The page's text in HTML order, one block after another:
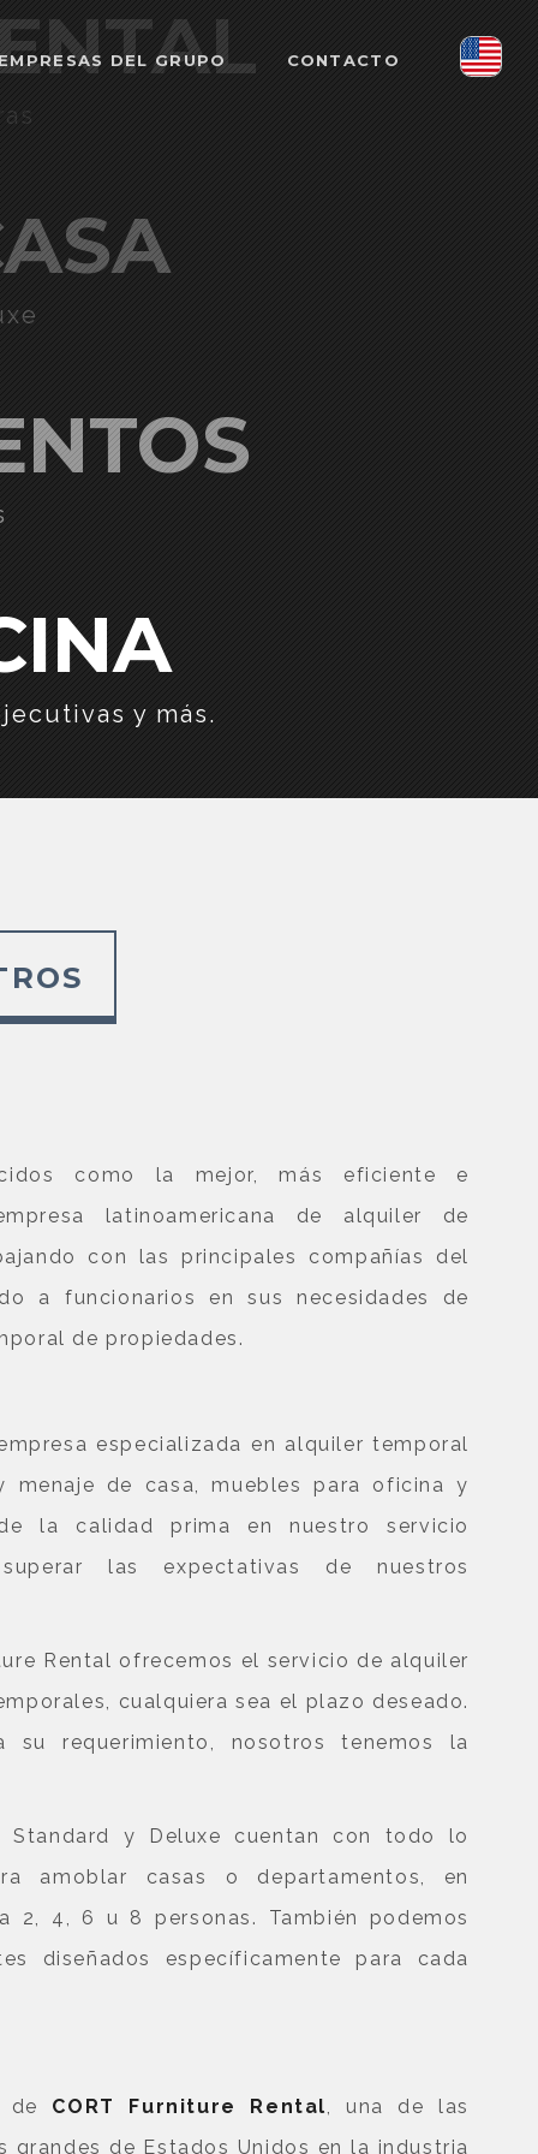
DEL GRUPO CONTACTO
y más.
como la mejor, más eficiente e
latinoamericana de alquiler de
con las principales compañías del
a funcionarios en sus necesidades de
de propiedades.
especializada en alquiler temporal
menaje de casa, muebles para oficina y
la calidad prima en nuestro servicio
superar las expectativas de nuestros
Rental ofrecemos el servicio de alquiler
cualquiera sea el plazo deseado.
su requerimiento, nosotros tenemos la
Standard y Deluxe cuentan con todo lo
amoblar casas o departamentos, en
2, 4, 6 u 8 personas. También podemos
diseñados específicamente para cada
de CORT Furniture Rental, una de las
grandes de Estados Unidos en la industria